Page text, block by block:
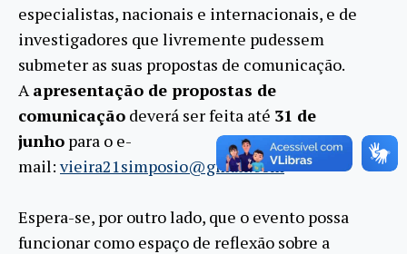
especialistas, nacionais e internacionais, e de
investigadores que livremente pudessem
submeter as suas propostas de comunicação.
A apresentação de propostas de
comunicação deverá ser feita até 31 de
junho para o e-
mail: vieira21simposio@gmail.com
Espera-se, por outro lado, que o evento possa
funcionar como espaço de reflexão sobre a